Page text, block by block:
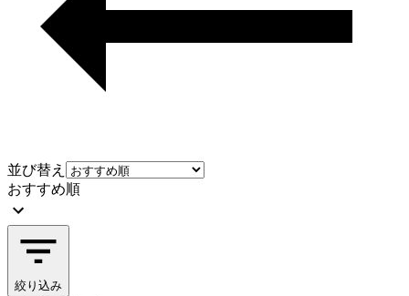
並び替え
おすすめ順
絞り込み